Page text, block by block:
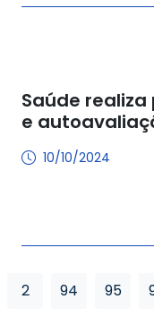
Saúde
e
10/10/2024
2 94 95